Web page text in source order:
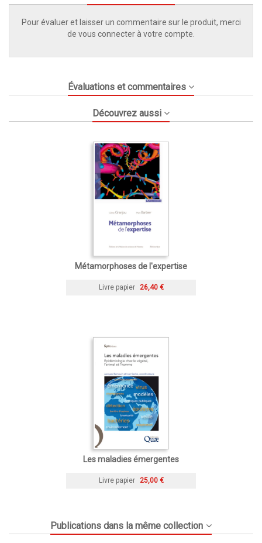
Pour évaluer et laisser un commentaire sur le produit, merci
de vous connecter à votre compte.
Évaluations et commentaires
Découvrez aussi
Métamorphoses de l'expertise
Livre papier 26,40 €
Les maladies émergentes
Livre papier 25,00 €
Publications dans la même collection